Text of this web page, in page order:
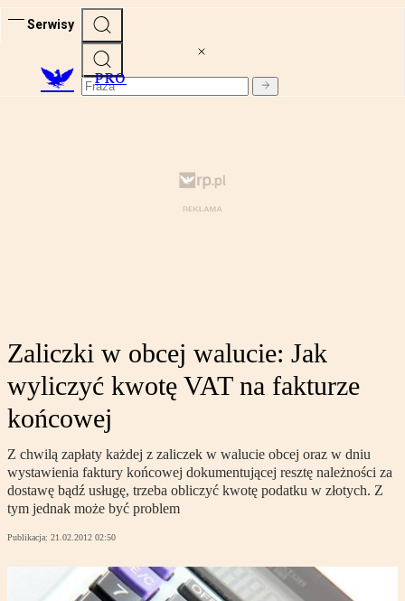
Serwisy
PRO
Zaliczki w obcej walucie: Jak
wyliczyć kwotę VAT na fakturze
końcowej
Z chwilą zapłaty każdej z zaliczek w walucie obcej oraz w dniu
wystawienia faktury końcowej dokumentującej resztę należności za
dostawę bądź usługę, trzeba obliczyć kwotę podatku w złotych. Z
tym jednak może być problem
Publikacja: 21.02.2012 02:50